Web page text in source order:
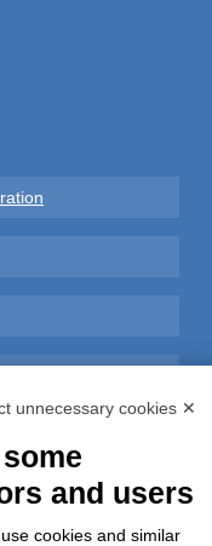
unnecessary cookies ✕
and users
cookies and similar